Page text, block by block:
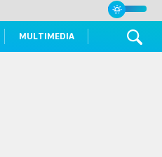
MULTIMEDIA